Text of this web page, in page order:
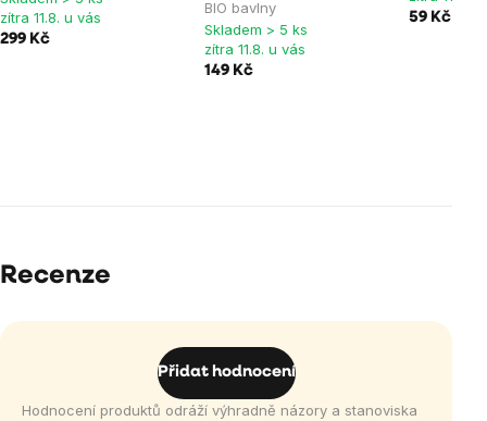
zítra 11.8. u vás
299 Kč
BIO bavlny
Skladem > 5 ks
zítra 11.8. u vás
149 Kč
59 Kč
Recenze
Přidat hodnocení
Hodnocení produktů odráží výhradně názory a stanoviska